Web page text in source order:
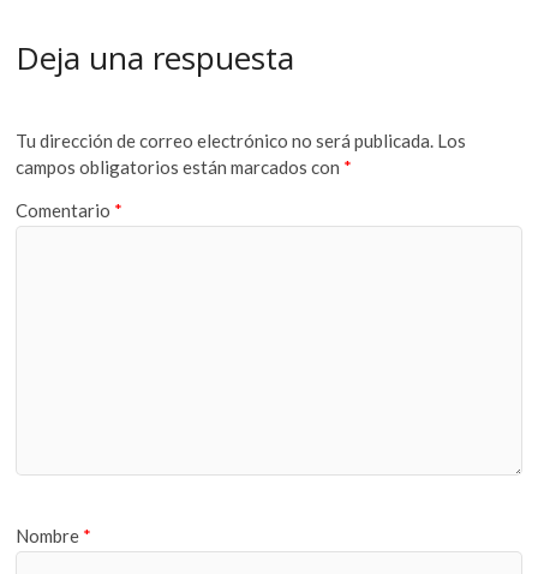
Deja una respuesta
Tu dirección de correo electrónico no será publicada. Los
campos obligatorios están marcados con *
Comentario *
Nombre *